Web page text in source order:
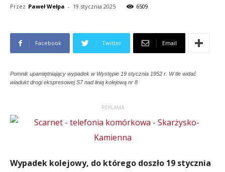
Przez Paweł Wełpa - 19 stycznia 2025 6509
Facebook Twitter Email
Pomnik upamiętniający wypadek w Występie 19 stycznia 1952 r. W tle widać
wiadukt drogi ekspresowej S7 nad linią kolejową nr 8
REKLAMA
Wypadek kolejowy, do którego doszło 19 stycznia